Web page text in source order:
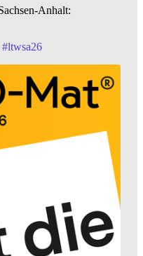
Anhalt:
#ltwsa26